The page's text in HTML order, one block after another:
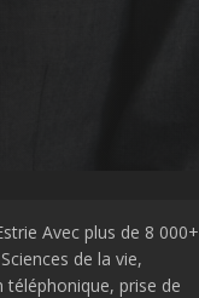
Avec plus de 8 000+
de la vie,
prise de